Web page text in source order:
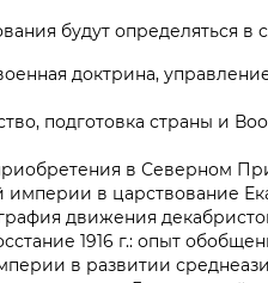
будут определяться
доктрина,
подготовка страны и
в Северном
империи в царствование
движения
1916 г.: опыт
в развитии